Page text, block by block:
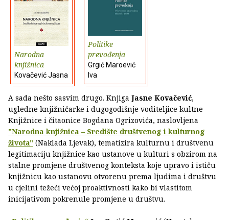
Narodna
knjižnica
Kovačević Jasna
Politike
prevođenja
Grgić Maroević
Iva
A sada nešto sasvim drugo. Knjiga Jasne Kovačević,
ugledne knjižničarke i dugogodišnje voditeljice kultne
Knjižnice i čitaonice Bogdana Ogrizovića, naslovljena
"Narodna knjižnica – Središte društvenog i kulturnog
života" (Naklada Ljevak), tematizira kulturnu i društvenu
legitimaciju knjižnice kao ustanove u kulturi s obzirom na
stalne promjene društvenog konteksta koje upravo i ističu
knjižnicu kao ustanovu otvorenu prema ljudima i društvu
u cjelini težeći većoj proaktivnosti kako bi vlastitom
inicijativom pokrenule promjene u društvu.